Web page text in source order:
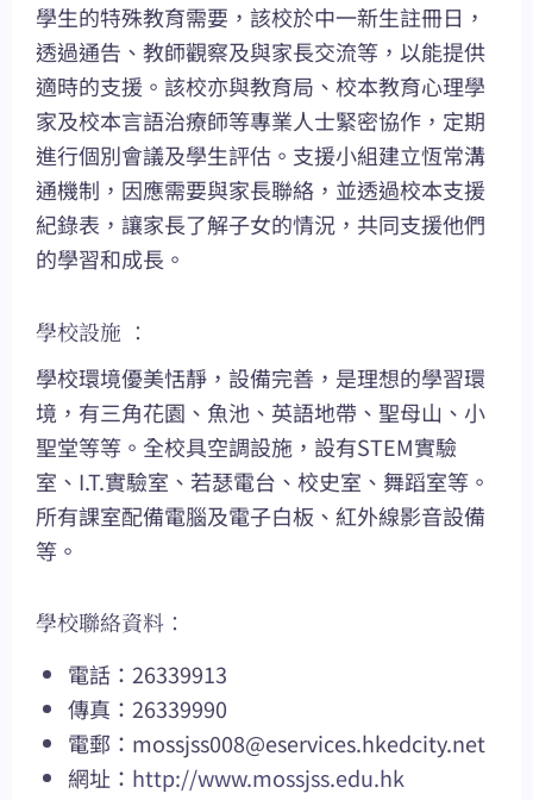
學生的特殊教育需要，該校於中一新生註冊日，
透過通告、教師觀察及與家長交流等，以能提供
適時的支援。該校亦與教育局、校本教育心理學
家及校本言語治療師等專業人士緊密協作，定期
進行個別會議及學生評估。支援小組建立恆常溝
通機制，因應需要與家長聯絡，並透過校本支援
紀錄表，讓家長了解子女的情況，共同支援他們
的學習和成長。
學校設施 ：
學校環境優美恬靜，設備完善，是理想的學習環
境，有三角花園、魚池、英語地帶、聖母山、小
聖堂等等。全校具空調設施，設有STEM實驗
室、I.T.實驗室、若瑟電台、校史室、舞蹈室等。
所有課室配備電腦及電子白板、紅外線影音設備
等。
學校聯絡資料：
電話：26339913
傳真：26339990
電郵： mossjss008@eservices.hkedcity.net
網址： http://www.mossjss.edu.hk